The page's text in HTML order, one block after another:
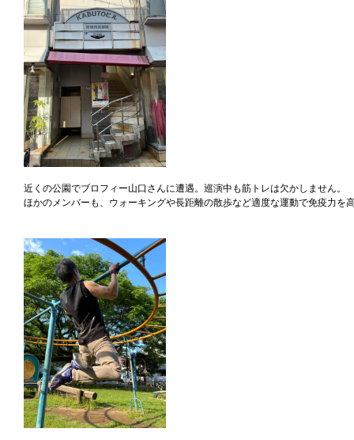
近くの公園でブロフィー山口さんに遭遇。巡演中も筋トレは欠かしません。
ほかのメンバーも、ウォーキングや長距離の散歩など適度な運動で免疫力を高